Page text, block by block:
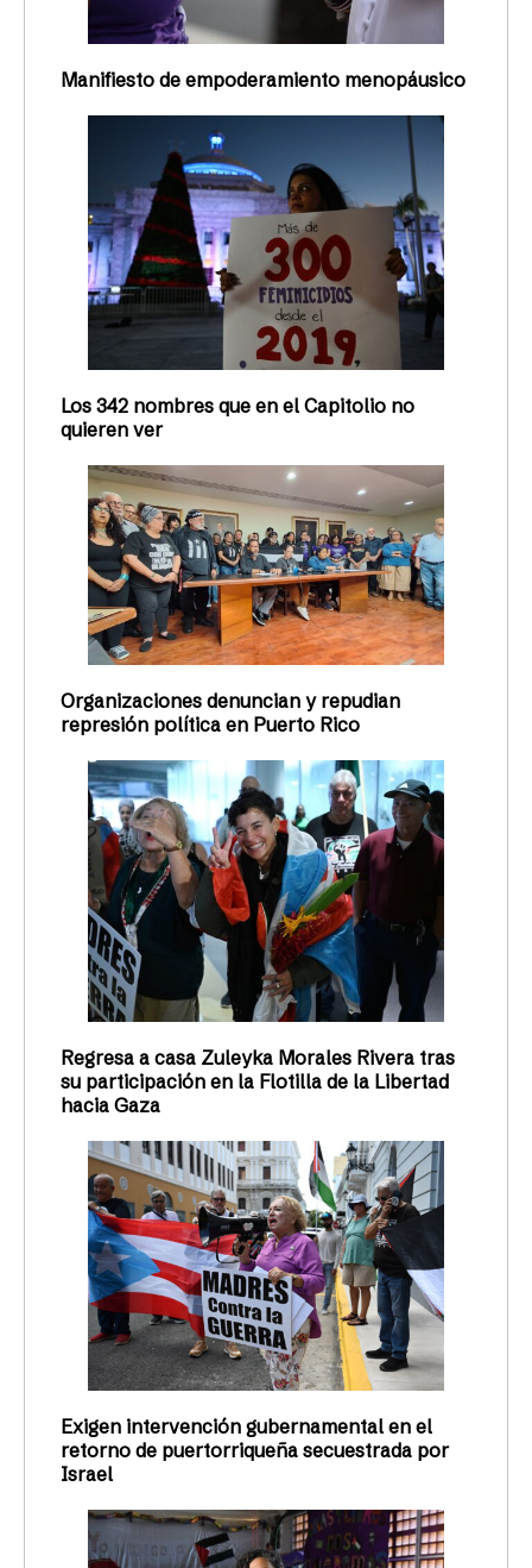
Manifiesto de empoderamiento menopáusico
Los 342 nombres que en el Capitolio no
quieren ver
Organizaciones denuncian y repudian
represión política en Puerto Rico
Regresa a casa Zuleyka Morales Rivera tras
su participación en la Flotilla de la Libertad
hacia Gaza
Exigen intervención gubernamental en el
retorno de puertorriqueña secuestrada por
Israel